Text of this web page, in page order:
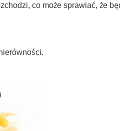
co może sprawiać, że